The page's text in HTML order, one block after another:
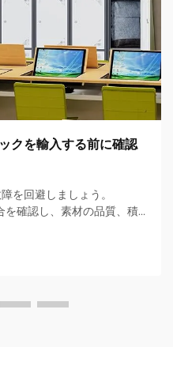
クを輸入する前に確認
を回避しましょう。
確認し、素材の品質、積